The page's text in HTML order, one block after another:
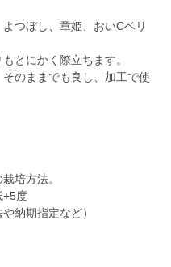
つぼし、章姫、おいCベリ
とにかく際立ちます。
のままでも良し、加工で使
培方法。
+5度
納期指定など）